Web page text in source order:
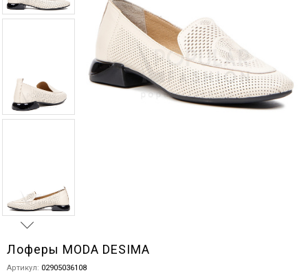
Лоферы MODA DESIMA
Артикул: 02905036108